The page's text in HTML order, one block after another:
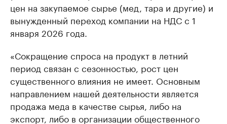
цен на закупаемое сырье (мед, тара и другие) и
вынужденный переход компании на НДС с 1
января 2026 года.
«Сокращение спроса на продукт в летний
период связан с сезонностью, рост цен
существенного влияния не имеет. Основным
направлением нашей деятельности является
продажа меда в качестве сырья, либо на
экспорт, либо в организации общественного